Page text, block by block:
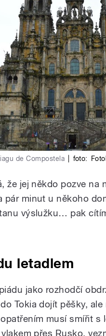
de Compostela foto:
že jej někdo pozve na
pár minut u někoho
výslužku… pak
letadlem
jako rozhodčí
Tokia dojít pěšky,
musí smířit s
přes Rusko,